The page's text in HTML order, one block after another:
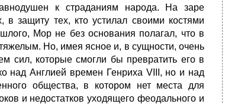
к страданиям народа. На заре
в защиту тех, кто устилал своими костями
Мор не без основания полагал, что в
Но, имея ясное и, в сущности, очень
сил, которые смогли бы превратить его в
над Англией времен Генриха VIII, но и над
общества, в котором нет места для
и недостатков уходящего феодального и